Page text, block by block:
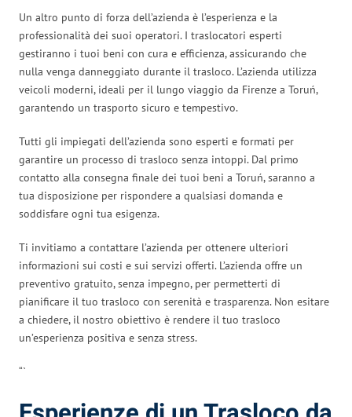
Un altro punto di forza dell’azienda è l’esperienza e la
professionalità dei suoi operatori. I traslocatori esperti
gestiranno i tuoi beni con cura e efficienza, assicurando che
nulla venga danneggiato durante il trasloco. L’azienda utilizza
veicoli moderni, ideali per il lungo viaggio da Firenze a Toruń,
garantendo un trasporto sicuro e tempestivo.
Tutti gli impiegati dell’azienda sono esperti e formati per
garantire un processo di trasloco senza intoppi. Dal primo
contatto alla consegna finale dei tuoi beni a Toruń, saranno a
tua disposizione per rispondere a qualsiasi domanda e
soddisfare ogni tua esigenza.
Ti invitiamo a contattare l’azienda per ottenere ulteriori
informazioni sui costi e sui servizi offerti. L’azienda offre un
preventivo gratuito, senza impegno, per permetterti di
pianificare il tuo trasloco con serenità e trasparenza. Non esitare
a chiedere, il nostro obiettivo è rendere il tuo trasloco
un’esperienza positiva e senza stress.
“`